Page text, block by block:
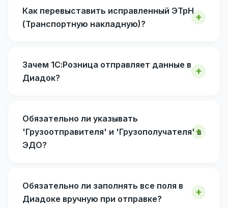
Как перевыставить исправленный ЭТрН
(Транспортную накладную)?
Зачем 1С:Розница отправляет данные в
Диадок?
Обязательно ли указывать
'Грузоотправителя' и 'Грузополучателя' в
ЭДО?
Обязательно ли заполнять все поля в
Диадоке вручную при отправке?